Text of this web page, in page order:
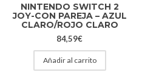
NINTENDO SWITCH 2
JOY-CON PAREJA – AZUL
CLARO/ROJO CLARO
84,59€
Añadir al carrito